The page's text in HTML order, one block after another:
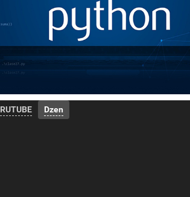
RUTUBE Dzen